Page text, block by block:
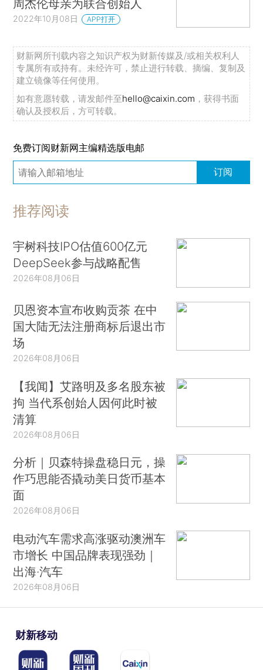
周杰伦母亲为联合创始人
2022年10月08日 APP打开
财新网所刊载内容之知识产权为财新传媒及/或相关权利人
专属所有或持有。未经许可，禁止进行转载、摘编、复制及
建立镜像等任何使用。
如有意愿转载，请发邮件至hello@caixin.com ，获得书面
确认及授权后，方可转载。
免费订阅财新网主编精选版电邮
订阅
推荐阅读
宇树科技IPO估值600亿元
DeepSeek参与战略配售
2026年08月06日
贝恩资本宣布收购贡茶 在中
国大陆无法注册商标后退出市
场
2026年08月06日
【我闻】艾路明及多名股东被
拘 当代系创始人因何此时被
清算
2026年08月06日
分析｜贝森特操盘稳日元，操
作巧思能否撬动美日货币基本
面
2026年08月06日
电动汽车需求高涨驱动澳洲车
市增长 中国品牌表现强劲｜
出海·汽车
2026年08月06日
财新移动